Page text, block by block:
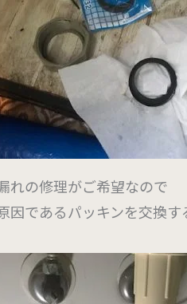
れの修理がご希望なので
因であるパッキンを交換す